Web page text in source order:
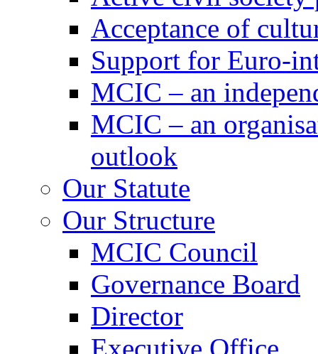
Acceptance of
Support for Euro-
MCIC – an
MCIC – an
outlook
Our Statute
Our Structure
MCIC Council
Governance Board
Director
Executive Office